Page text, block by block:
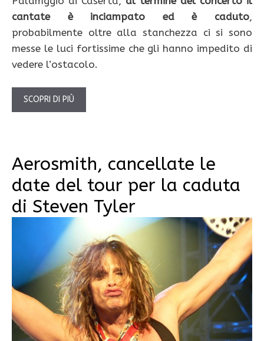
cantate è inciampato ed è caduto,
probabilmente oltre alla stanchezza ci si sono
messe le luci fortissime che gli hanno impedito di
vedere l’ostacolo.
SCOPRI DI PIÙ
Aerosmith, cancellate le
date del tour per la caduta
di Steven Tyler